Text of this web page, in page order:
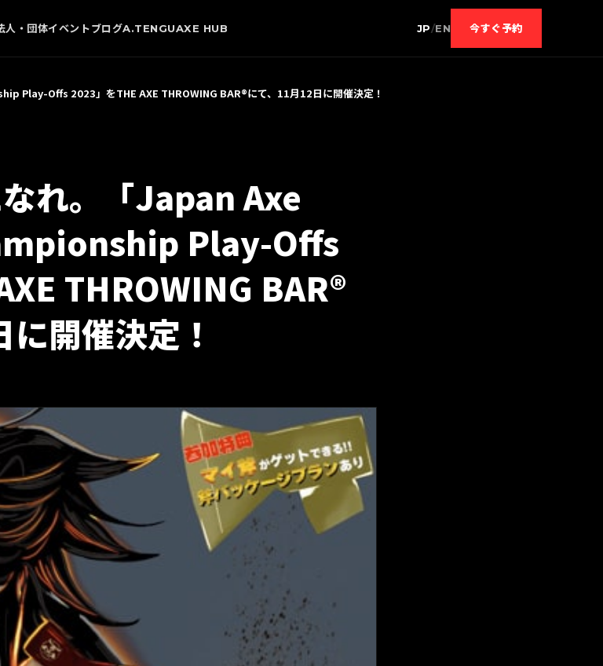
人・団体イベントブログA.TENGUAXE HUB JP/EN 今すぐ予約
Play-Offs 2023」をTHE AXE THROWING BAR®︎にて、11月12日に開催決定！
れ。「Japan Axe
Play-Offs
THROWING BAR®︎
開催決定！